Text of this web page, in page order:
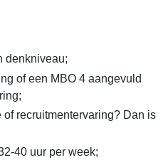
denkniveau;
of een MBO 4 aangevuld
recruitmentervaring? Dan is
40 uur per week;